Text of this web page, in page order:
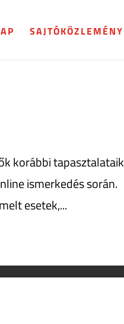
SAJTÓKÖZLEMÉNY
korábbi tapasztalataik
ismerkedés során.
esetek,...